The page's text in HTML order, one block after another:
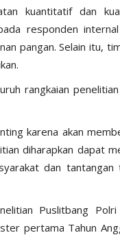
kuantitatif dan
responden
pangan. Selain itu,
rangkaian
karena akan
diharapkan dapat
dan tantangan
Puslitbang
pertama Tahun